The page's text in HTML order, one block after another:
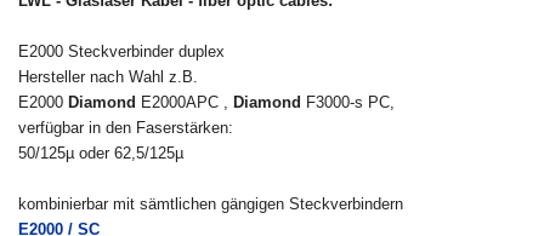
E2000 Steckverbinder duplex
Hersteller nach Wahl z.B.
E2000 Diamond E2000APC , Diamond F3000-s PC,
verfügbar in den Faserstärken:
50/125µ oder 62,5/125µ
kombinierbar mit sämtlichen gängigen Steckverbindern
E2000 / SC